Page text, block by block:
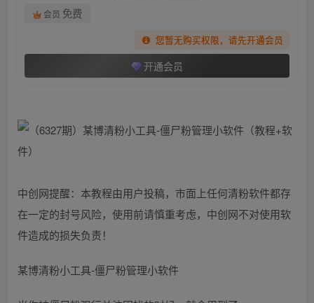
会员 免费
您暂无购买权限，请先开通会员
开通会员
中创网提醒：本教程由用户投稿，市面上任何清粉软件都存
在一定的封号风险，使用前请慎重考虑，中创网不对使用软
件造成的损失负责！
某博清粉小工具-僵尸粉管理小软件